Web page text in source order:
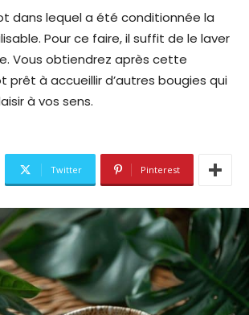
dans lequel a été conditionnée la
Pour ce faire, il suffit de le laver
Vous obtiendrez après cette
prêt à accueillir d’autres bougies qui
à vos sens.
Twitter Pinterest